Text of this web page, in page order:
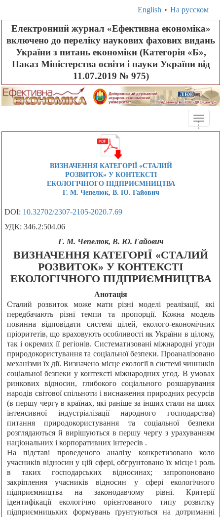
English • На русском
Електронний журнал «Ефективна економіка»
включено до переліку наукових фахових видань
України з питань економіки (Категорія «Б»,
Наказ Міністерства освіти і науки України від
11.07.2019 № 975)
Toggle
...
ВИЗНАЧЕННЯ КАТЕГОРІЇ «СТАЛИЙ
РОЗВИТОК» У КОНТЕКСТІ
ЕКОЛОГІЧНОГО ПІДПРИЄМНИЦТВА
Г. М. Чепелюк, В. Ю. Гайович
DOI: 10.32702/2307-2105-2020.7.69
УДК: 346.2:504.06
Г. М. Чепелюк, В. Ю. Гайович
ВИЗНАЧЕННЯ КАТЕГОРІЇ «СТАЛИЙ
РОЗВИТОК» У КОНТЕКСТІ
ЕКОЛОГІЧНОГО ПІДПРИЄМНИЦТВА
Анотація
Сталий розвиток може мати різні моделі реалізації, які
передбачають різні темпи та пропорції. Кожна модель
повинна відповідати системі цілей, еколого-економічних
пріоритетів, що враховують особливості як України в цілому,
так і окремих її регіонів. Систематизовані міжнародні угоди
природокористування та соціальної безпеки. Проаналізовано
механізми їх дії. Визначено місце екології в системі чинників
соціальної безпеки у контексті міжнародних угод. В умовах
ринкових відносин, глибокого соціального розшарування
народів світової спільноти і виснаження природних ресурсів
(в першу чергу в країнах, які раніше за інших стали на шлях
інтенсивної індустріалізації народного господарства)
питання природокористування та соціальної безпеки
розглядаються й вирішуються в першу чергу з урахуванням
національних і корпоративних інтересів .
На підставі проведеного аналізу конкретизовано коло
учасників відносин у цій сфері, обгрунтовано їх місце і роль
в таких господарських відносинах; запропоновано
закріплення учасників відносин у сфері екологічного
підприємництва на законодавчому рівні. Критерії
ідентифікації екологічно орієнтованого типу розвитку
підприємницьких формувань ґрунтуються на дотриманні